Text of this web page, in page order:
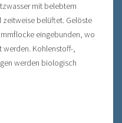
mit belebtem
belüftet. Gelöste
eingebunden, wo
werden. Kohlenstoff-,
werden biologisch